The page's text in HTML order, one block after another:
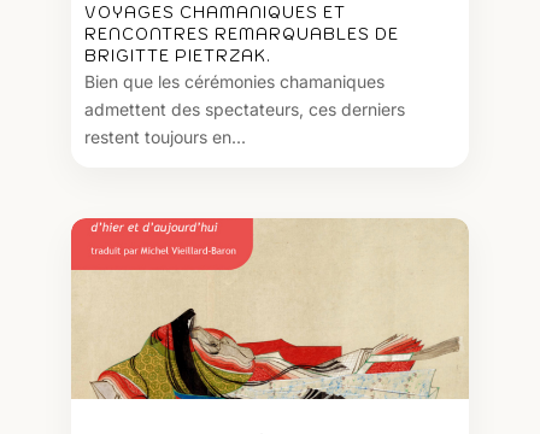
VOYAGES CHAMANIQUES ET
RENCONTRES REMARQUABLES DE
BRIGITTE PIETRZAK.
Bien que les cérémonies chamaniques
admettent des spectateurs, ces derniers
restent toujours en...